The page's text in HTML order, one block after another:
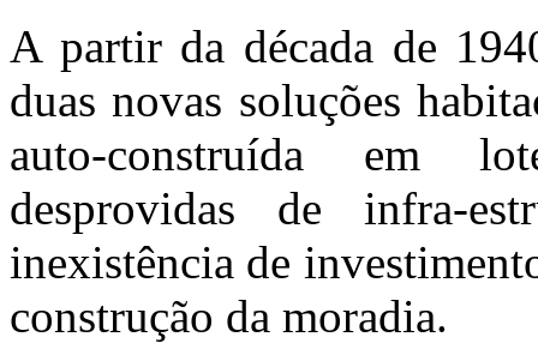
A partir da década de
duas novas soluções
auto-construída em
desprovidas de infra-
inexistência de
construção da moradia.